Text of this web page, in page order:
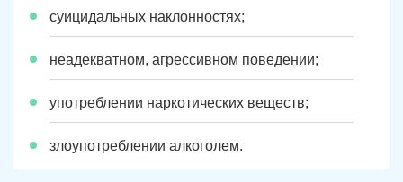
суицидальных наклонностях;
неадекватном, агрессивном поведении;
употреблении наркотических веществ;
злоупотреблении алкоголем.